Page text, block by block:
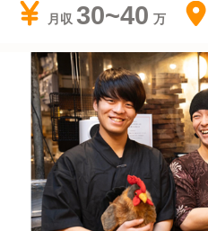
様に提供できます。
そして、地鶏の美味しさ
が、"炭火焼き"です。
当店では「炎のマイスター
度を設けており、炭の性質
減を実践と試験で習得し
炭の種類や組み方、火力調
のオープンキッチンでお客
す。
月収 30~40